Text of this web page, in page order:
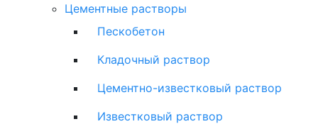
Цементные растворы
Пескобетон
Кладочный раствор
Цементно-известковый раствор
Известковый раствор